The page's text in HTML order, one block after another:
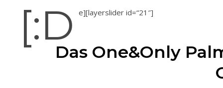
[:d e][layerslider id=“21″]
Das One&Only